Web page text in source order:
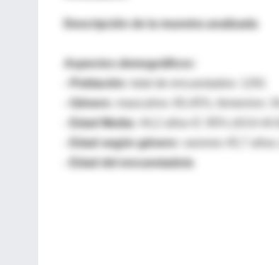
Descripción de la muestra analizada
Aspectos demográficos:
- Población:
- Género:
- Edad Media:
- Edad según género:
- Edad del encuestado/a